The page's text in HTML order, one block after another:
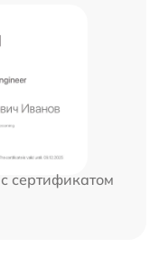
сертификатом